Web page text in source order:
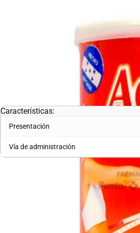
Características:
Presentación
Vía de administración